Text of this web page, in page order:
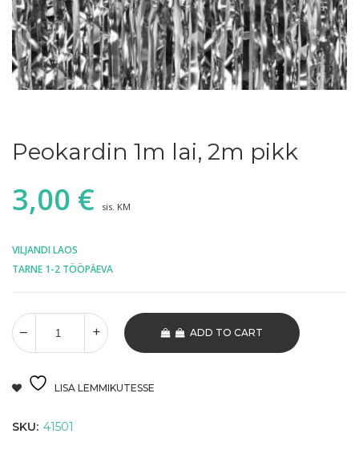
Peokardin 1m lai, 2m pikk
3,00 € sis. KM
VILJANDI LAOS
TARNE 1-2 TÖÖPÄEVA
ADD TO CART
LISA LEMMIKUTESSE
SKU: 41501